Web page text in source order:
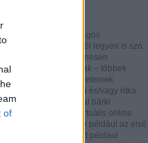
of
folyóiratoknak valóságos
bármelyik századról legyen is szó.
olvashatóak és ingyenesen
nemzetiségű írónak – többek
is – az amerikai egyetemek
első kiadású és/vagy ritka
vagy Gmail fiókkal bárki
megőrizheti a saját virtuális online
megtalálhatóak például az első
munkák is, mint például